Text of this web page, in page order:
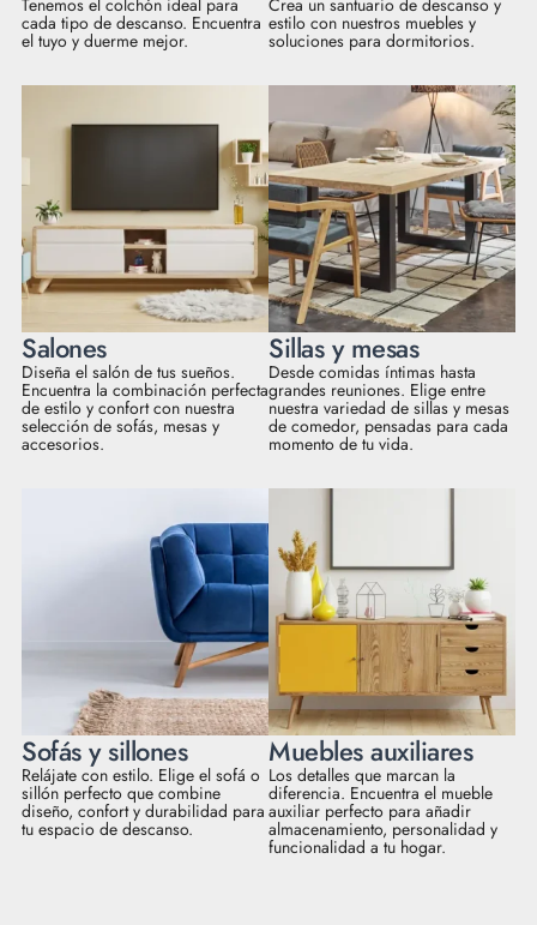
Tenemos el colchón ideal para
cada tipo de descanso. Encuentra
el tuyo y duerme mejor.
Crea un santuario de descanso y
estilo con nuestros muebles y
soluciones para dormitorios.
Salones
Diseña el salón de tus sueños.
Encuentra la combinación perfecta
de estilo y confort con nuestra
selección de sofás, mesas y
accesorios.
Sillas y mesas
Desde comidas íntimas hasta
grandes reuniones. Elige entre
nuestra variedad de sillas y mesas
de comedor, pensadas para cada
momento de tu vida.
Sofás y sillones
Relájate con estilo. Elige el sofá o
sillón perfecto que combine
diseño, confort y durabilidad para
tu espacio de descanso.
Muebles auxiliares
Los detalles que marcan la
diferencia. Encuentra el mueble
auxiliar perfecto para añadir
almacenamiento, personalidad y
funcionalidad a tu hogar.